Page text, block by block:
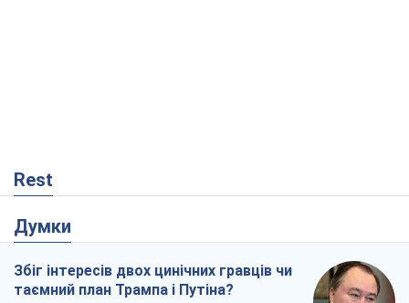
Rest
Думки
Збіг інтересів двох цинічних гравців чи
таємний план Трампа і Путіна?